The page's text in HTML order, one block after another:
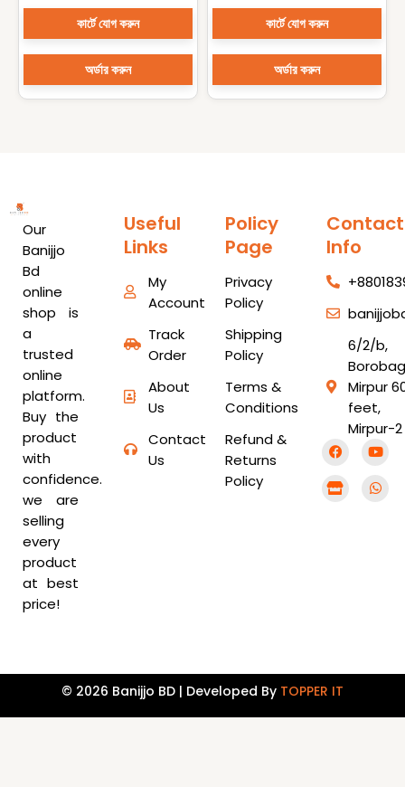
Cleaning Mesh Cloth
কার্টে যোগ করুন
অর্ডার করুন
কার্টে যোগ করুন
অর্ডার করুন
Our
Banijjo
Bd
online
shop is
a
trusted
online
platform.
Buy the
product
with
confidence.
we are
selling
every
product
at best
price!
Useful
Links
My
Account
Track
Order
About
Us
Contact
Us
Policy
Page
Privacy
Policy
Shipping
Policy
Terms &
Conditions
Refund &
Returns
Policy
Contact
Info
6/2/b,
Mirpur
feet,
Mirpur-2
F
a
e
b
Y
o
t
u
S
t
r
e
W
h
t
s
© 2026 Banijjo BD | Developed By TOPPER IT